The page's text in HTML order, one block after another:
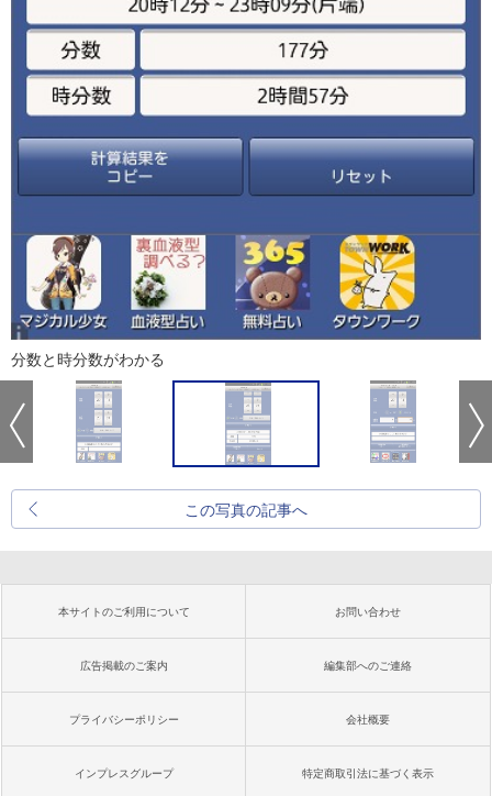
分数と時分数がわかる
この写真の記事へ
本サイトのご利用について お問い合わせ
広告掲載のご案内 編集部へのご連絡
プライバシーポリシー 会社概要
インプレスグループ 特定商取引法に基づく表示